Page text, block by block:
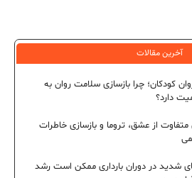
آخرین مقالات
کودکان؛ چرا بازسازی سلامت روان به
دارد؟
از عشق، تروما و بازسازی خاطرات
شدید در دوران بارداری ممکن است رشد